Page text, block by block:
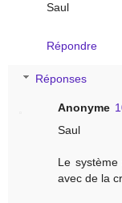
Saul
Répondre
Réponses
Anonyme
Saul
Le
avec de la